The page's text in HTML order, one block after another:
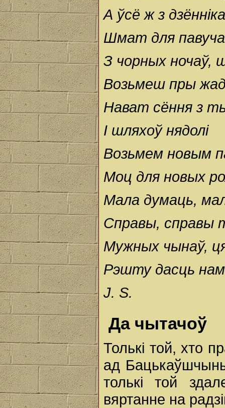
А ўсё ж з
Шмат для
З чорных ночаў,
Возьмеш пры
Нават сёння з
І шляхоў нядолі
Возьмем новым
Моц для новых
Мала думаць,
Справы, справы
Мужных чынаў,
Рэшту дасць
J. S.
Да чытачоў
Толькі той, хто
ад
толькі той
вяртанне на